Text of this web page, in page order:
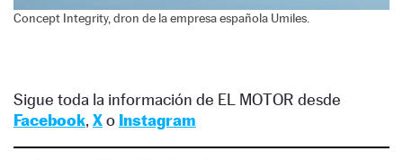
Concept Integrity, dron de la empresa española Umiles.
Sigue toda la información de EL MOTOR desde
Facebook, Xo Instagram